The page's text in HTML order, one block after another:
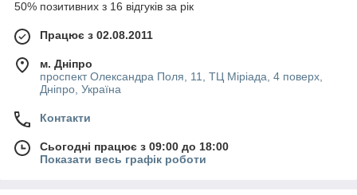
50% позитивних з 16 відгуків за рік
Працює з 02.08.2011
м. Дніпро
проспект Олександра Поля, 11, ТЦ Міріада, 4 поверх,
Дніпро, Україна
Контакти
Сьогодні працює з 09:00 до 18:00
Показати весь графік роботи